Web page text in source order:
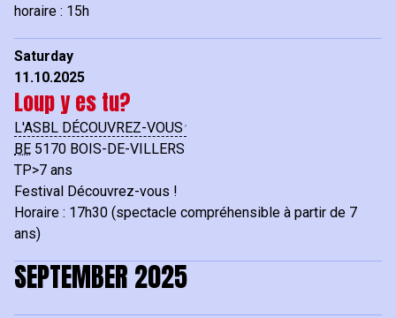
horaire : 15h
Saturday
11.10.2025
Loup y es tu?
L'ASBL DÉCOUVREZ-VOUS
BE 5170 BOIS-DE-VILLERS
TP>7 ans
Festival Découvrez-vous !
Horaire : 17h30 (spectacle compréhensible à partir de 7
ans)
SEPTEMBER 2025